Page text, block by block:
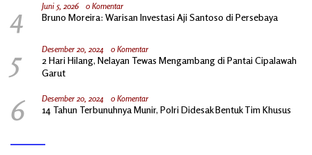
4 Juni 5, 2026 0 Komentar
Bruno Moreira: Warisan Investasi Aji Santoso di Persebaya
5 Desember 20, 2024 0 Komentar
2 Hari Hilang, Nelayan Tewas Mengambang di Pantai Cipalawah
Garut
6 Desember 20, 2024 0 Komentar
14 Tahun Terbunuhnya Munir, Polri Didesak Bentuk Tim Khusus